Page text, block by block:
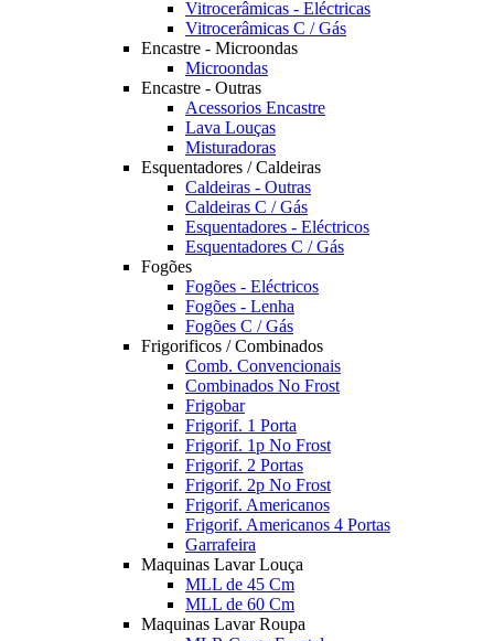
Vitrocerâmicas - Eléctricas
Vitrocerâmicas C / Gás
Encastre - Microondas
Microondas
Encastre - Outras
Acessorios Encastre
Lava Louças
Misturadoras
Esquentadores / Caldeiras
Caldeiras - Outras
Caldeiras C / Gás
Esquentadores - Eléctricos
Esquentadores C / Gás
Fogões
Fogões - Eléctricos
Fogões - Lenha
Fogões C / Gás
Frigorificos / Combinados
Comb. Convencionais
Combinados No Frost
Frigobar
Frigorif. 1 Porta
Frigorif. 1p No Frost
Frigorif. 2 Portas
Frigorif. 2p No Frost
Frigorif. Americanos
Frigorif. Americanos 4 Portas
Garrafeira
Maquinas Lavar Louça
MLL de 45 Cm
MLL de 60 Cm
Maquinas Lavar Roupa